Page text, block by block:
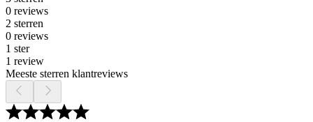
0 reviews
2 sterren
0 reviews
1 ster
1 review
Meeste sterren klantreviews